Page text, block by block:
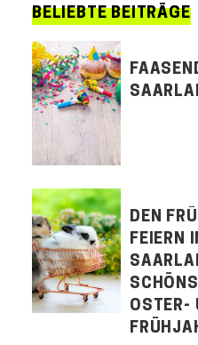
BELIEBTE BEITRÄGE
DEN
FEIERN
OSTER-